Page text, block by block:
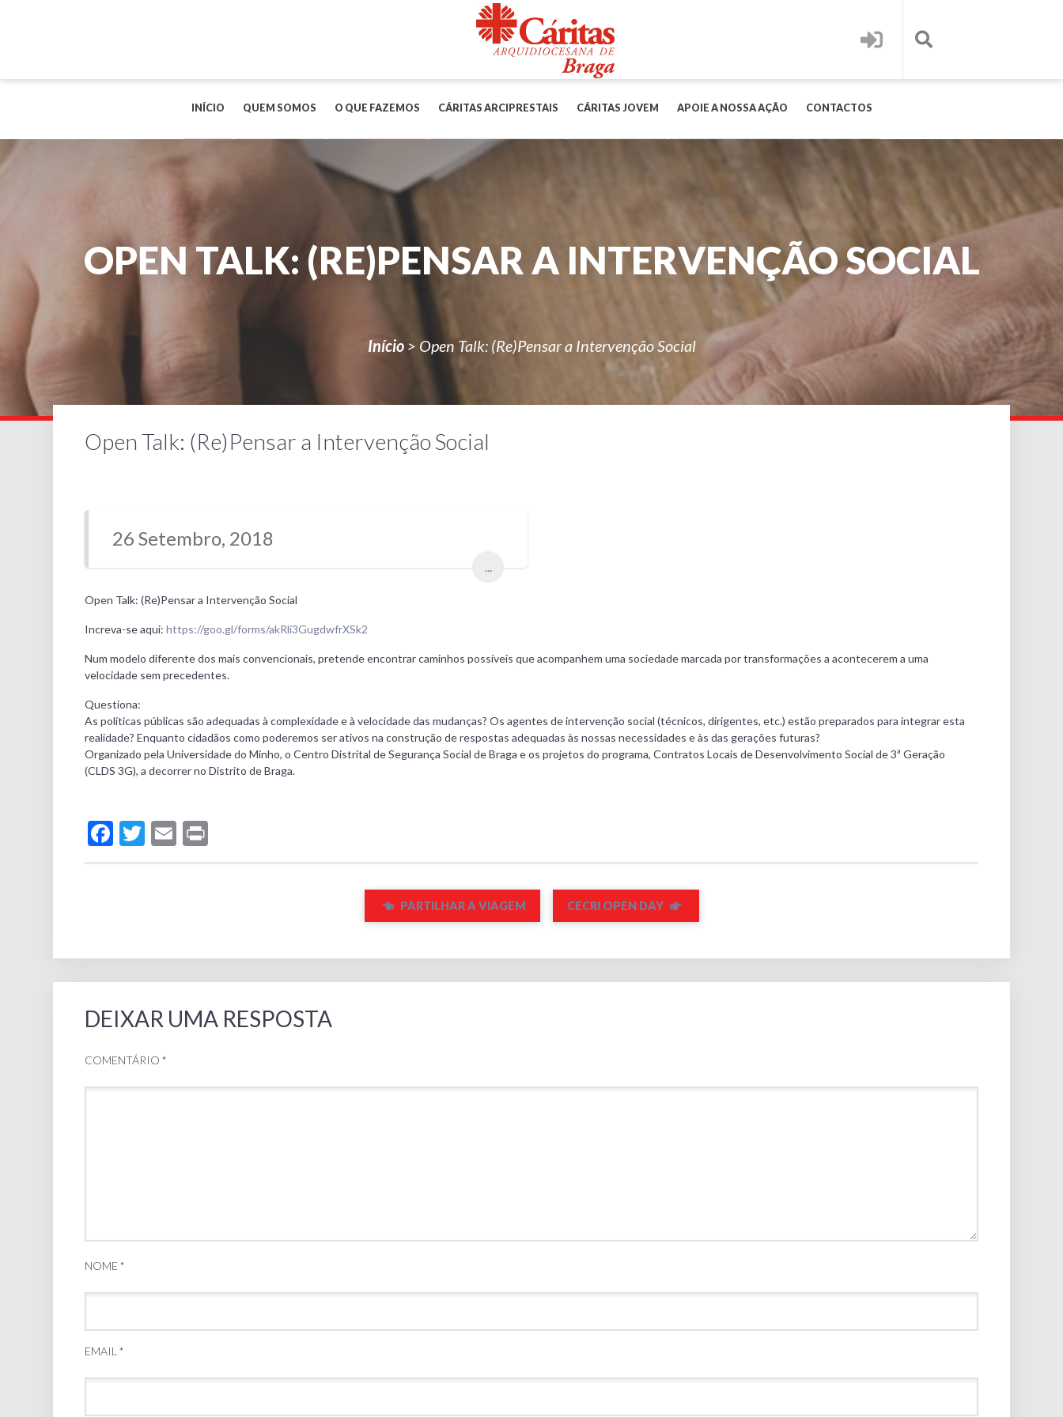
INÍCIO QUEM SOMOS O QUE FAZEMOS CÁRITAS ARCIPRESTAIS CÁRITAS JOVEM APOIE A NOSSA AÇÃO CONTACTOS
OPEN TALK: (RE)PENSAR A INTERVENÇÃO SOCIAL
Início > Open Talk: (Re)Pensar a Intervenção Social
Open Talk: (Re)Pensar a Intervenção Social
26 Setembro, 2018
...
Open Talk: (Re)Pensar a Intervenção Social
Increva-se aqui:https://goo.gl/forms/akRli3GugdwfrXSk2
Num modelo diferente dos mais convencionais, pretende encontrar caminhos possíveis que acompanhem uma sociedade marcada por transformações a acontecerem a uma
velocidade sem precedentes.
Questiona:
As políticas públicas são adequadas à complexidade e à velocidade das mudanças? Os agentes de intervenção social (técnicos, dirigentes, etc.) estão preparados para integrar esta
realidade? Enquanto cidadãos como poderemos ser ativos na construção de respostas adequadas às nossas necessidades e às das gerações futuras?
Organizado pela Universidade do Minho, o Centro Distrital de Segurança Social de Braga e os projetos do programa, Contratos Locais de Desenvolvimento Social de 3ª Geração
(CLDS 3G), a decorrer no Distrito de Braga.
Facebook
Twitter
Email
PARTILHAR A VIAGEM CECRI OPEN DAY
DEIXAR UMA RESPOSTA
COMENTÁRIO*
NOME*
EMAIL*